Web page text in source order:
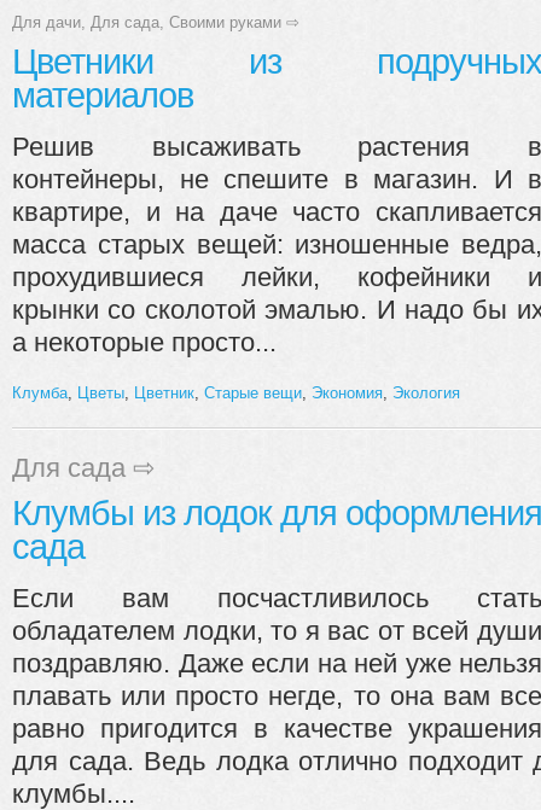
Для дачи, Для сада, Своими руками ⇨
Цветники из подручных
материалов
Решив высаживать растения в
контейнеры, не спешите в магазин. И в
квартире, и на даче часто скапливается
масса ста­рых вещей: изношенные ведра,
прохудившиеся лейки, ко­фейники и
крынки со сколотой эмалью. И надо бы
а некоторые просто...
Клумба Цветы Цветник Старые вещи Экономия Экология
Для сада ⇨
Клумбы из лодок для оформления
сада
Если вам посчастливилось стать
обладателем лодки, то я вас от всей души
поздравляю. Даже если на ней уже нельзя
плавать или просто негде, то она вам все
равно пригодится в качестве украшения
для сада. Ведь лодка отлично
клумбы....